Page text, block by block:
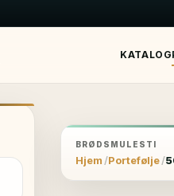
KATALOG
BRØDSMULESTI
Hjem Portefølje